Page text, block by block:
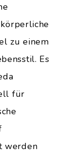
zu einem
Es
für
werden